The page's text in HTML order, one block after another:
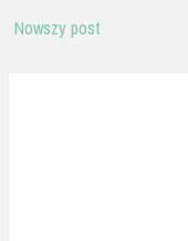
Nowszy post